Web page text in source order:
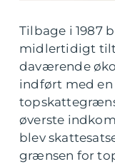
Tilbage i 1987
midlertidigt
daværende
indført med en
øverste
blev
grænsen for